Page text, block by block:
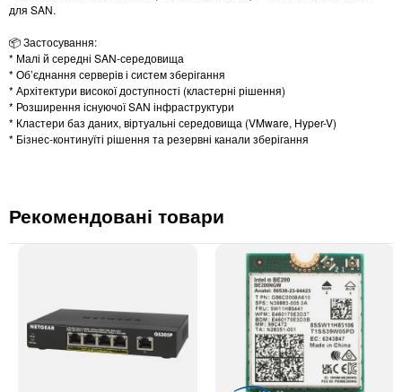
для SAN.
📦 Застосування:
* Малі й середні SAN-середовища
* Об’єднання серверів і систем зберігання
* Архітектури високої доступності (кластерні рішення)
* Розширення існуючої SAN інфраструктури
* Кластери баз даних, віртуальні середовища (VMware, Hyper-V)
* Бізнес-континуїті рішення та резервні канали зберігання
Рекомендовані товари